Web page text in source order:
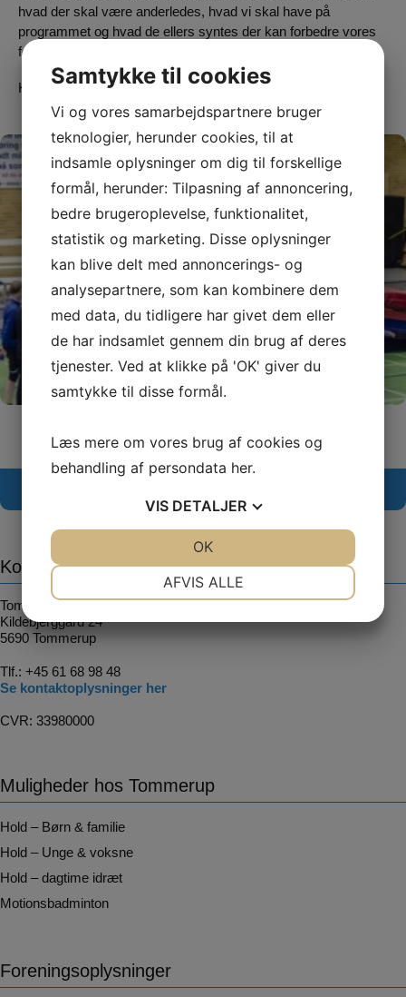
hvad der skal være anderledes, hvad vi skal have på
programmet og hvad de ellers syntes der kan forbedre vores
forening.
Kontakt endelig en fra bestyrelsen, hvis I har noget på hjertet.
Følg os på Facebook her
Kontaktinformation
Tommerup Idræt
Kildebjerggård 24
5690 Tommerup
Tlf.: +45 61 68 98 48
Se kontaktoplysninger her
CVR: 33980000
Muligheder hos Tommerup
Hold – Børn & familie
Hold – Unge & voksne
Hold – dagtime idræt
Motionsbadminton
Foreningsoplysninger
Samtykke til cookies
Vi og vores samarbejdspartnere bruger
teknologier, herunder cookies, til at
indsamle oplysninger om dig til forskellige
formål, herunder: Tilpasning af annoncering,
bedre brugeroplevelse, funktionalitet,
statistik og marketing. Disse oplysninger
kan blive delt med annoncerings- og
analysepartnere, som kan kombinere dem
med data, du tidligere har givet dem eller
de har indsamlet gennem din brug af deres
tjenester. Ved at klikke på 'OK' giver du
samtykke til disse formål.
Læs mere om vores brug af cookies og
behandling af persondata her.
VIS DETALJER
AFVIS ALLE
OK